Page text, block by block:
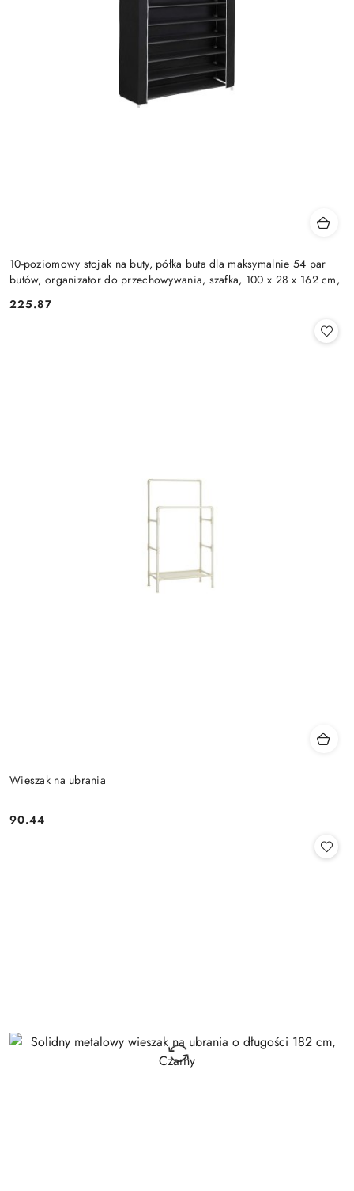
10-poziomowy stojak na buty, półka buta dla maksymalnie 54 par
butów, organizator do przechowywania, szafka, 100 x 28 x 162 cm,
Cena:
225.87
Wieszak na ubrania
Cena:
90.44